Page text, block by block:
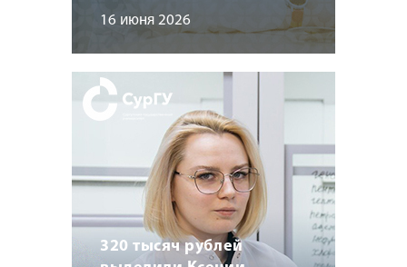
16 июня 2026
320 тысяч рублей